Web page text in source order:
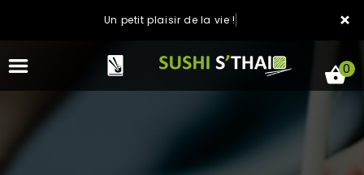
×
Un petit plaisir de la vie !
0